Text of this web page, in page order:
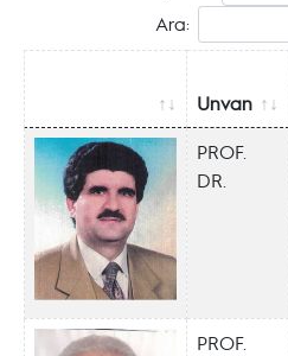
Ara:
Unvan
PROF.
DR.
PROF.